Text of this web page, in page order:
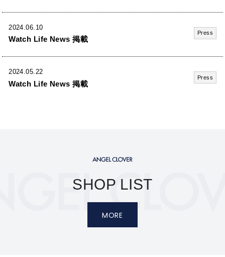
2024.06.10
Watch Life News 掲載
Press
2024.05.22
Watch Life News 掲載
Press
SHOP LIST
MORE